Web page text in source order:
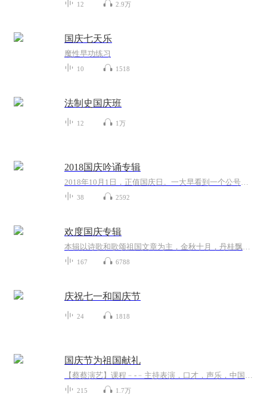
12 2.9万
国庆七天乐
魔性早功练习
10 1518
法制史国庆班
12 1万
2018国庆吟诵专辑
2018年10月1日，正值国庆日。一大早看到一个公号文章，正是文天祥的《己卯十月一日至燕越五日罹狴犴有感而赋》。当然，彼十一非当今的十一。不过数字的巧合还是让人感触，今天拿来读一读，体味一番历史英杰的民族情怀，恰也当时。 根据诗题来看，这组诗是写于十月一日至十月五日之间，是文天祥被俘之后所作，这些诗作不仅有凛凛正气，更也能看的到他百端交集的复杂情感。另一首于右任先生的《望大陆》，微信公号有称《望乡》，一句“山之上国之殇”荡气回肠，一并兴起拿来读了一读。仓促间多有瑕疵...
38 2592
欢度国庆专辑
本辑以诗歌和歌颂祖国文章为主，金秋十月，丹桂飘香，在这个充满丰收喜悦的季节里，我们满怀激动和自豪，迎来了中华人民共和国76周年华诞。这不仅是一个庄重的纪念日，更是全体中华儿女共同欢庆的盛大的节日，承载着深厚的民族情感和历史意义.
167 6788
庆祝七一和国庆节
24 1818
国庆节为祖国献礼
【蔡蔡演艺】课程﹣-﹣主持表演，口才，声乐，中国舞，民族舞。独特的小舞台，专业的录音棚，每一位同学都能成为优秀的小明星。独特的教学模式，轻松上课，快乐学习！知名主持人，舞蹈家，高级教师任职授课！江南总校：河沟街42号三楼 18545856430江北分校...
215 1.7万